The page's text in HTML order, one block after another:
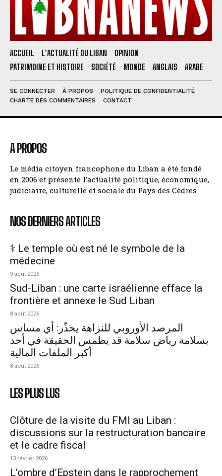
ACCUEIL L’ACTUALITÉ DU LIBAN
OPINION
PATRIMOINE ET HISTOIRE
SOCIÉTÉ MONDE ANGLAIS ARABE
SE CONNECTER À PROPOS
POLITIQUE DE CONFIDENTIALITÉ
CHARTE DES COMMENTAIRES
CONTACT
A PROPOS
Le média citoyen francophone du Liban a été fondé
en 2006 et présente l’actualité politique, économique,
judiciaire, culturelle et sociale du Pays des Cèdres.
NOS DERNIERS ARTICLES
⚕️ Le temple où est né le symbole de la
médecine
9 août 2026
Sud-Liban : une carte israélienne efface la
frontière et annexe le Sud Liban
8 août 2026
المرصد الأوروبي للنزاهة يحذّر: أي مساس
بسلامة رياض سلامة قد يطمس الحقيقة في أحد
أكبر الملفات المالية
8 août 2026
LES PLUS LUS
Clôture de la visite du FMI au Liban :
discussions sur la restructuration bancaire
et le cadre fiscal
13 février 2026
L’ombre d’Epstein dans le rapprochement